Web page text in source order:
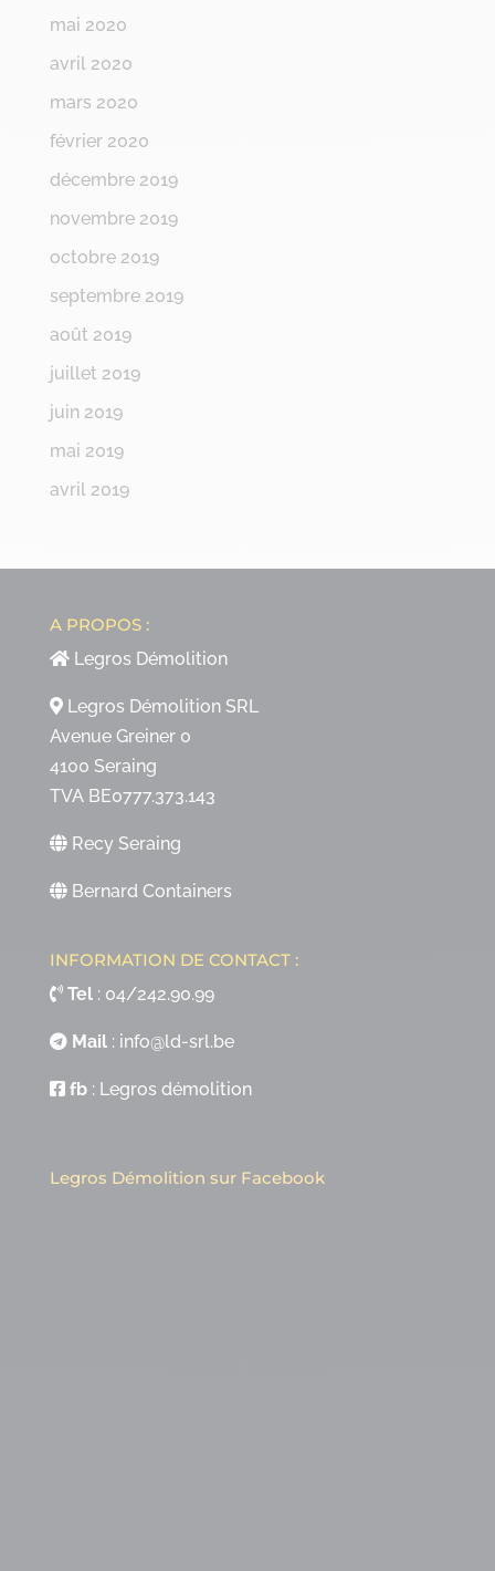
mai 2020
avril 2020
mars 2020
février 2020
décembre 2019
novembre 2019
octobre 2019
septembre 2019
août 2019
juillet 2019
juin 2019
mai 2019
avril 2019
A PROPOS :
Legros Démolition
Legros Démolition SRL
Avenue Greiner 0
4100 Seraing
TVA BE0777.373.143
Recy Seraing
Bernard Containers
INFORMATION DE CONTACT :
Tel: 04/242.90.99
Mail: info@ld-srl.be
fb: Legros démolition
Legros Démolition sur Facebook